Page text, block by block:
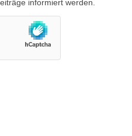
informiert werden.